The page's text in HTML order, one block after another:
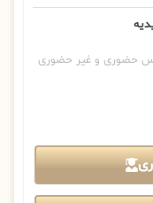
حضوری و غیر حضوری